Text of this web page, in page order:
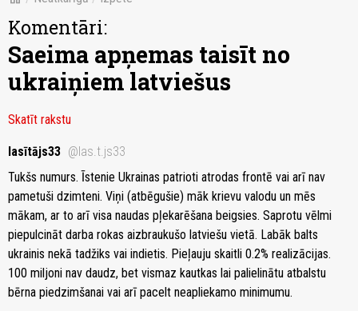
Komentāri:
Saeima apņemas taisīt no
ukraiņiem latviešus
Skatīt rakstu
lasītājs33 @las.t.js33
Tukšs numurs. Īstenie Ukrainas patrioti atrodas frontē vai arī nav
pametuši dzimteni. Viņi (atbēgušie) māk krievu valodu un mēs
mākam, ar to arī visa naudas pļekarēšana beigsies. Saprotu vēlmi
piepulcināt darba rokas aizbraukušo latviešu vietā. Labāk balts
ukrainis nekā tadžiks vai indietis. Pieļauju skaitli 0.2% realizācijas.
100 miljoni nav daudz, bet vismaz kautkas lai palielinātu atbalstu
bērna piedzimšanai vai arī pacelt neapliekamo minimumu.